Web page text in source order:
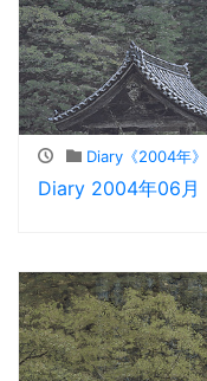
Diary《2004年》
Diary 2004年06月